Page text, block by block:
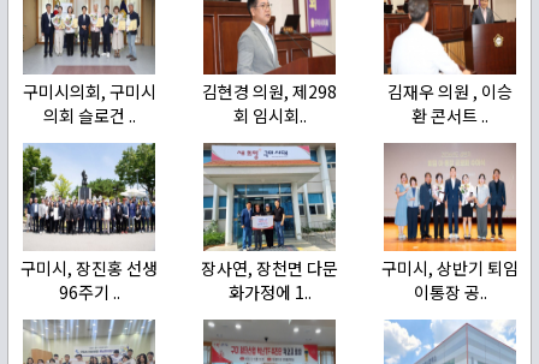
구미시의회, 구미시
의회 슬로건 ..
김현경 의원, 제298
회 임시회..
김재우 의원 , 이승
환 콘서트 ..
구미시, 장진홍 선생
96주기 ..
장사연, 장천면 다문
화가정에 1..
구미시, 상반기 퇴임
이통장 공..